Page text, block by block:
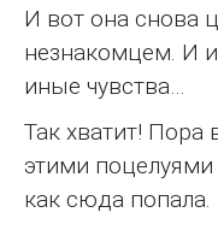
И вот она снова
незнакомцем. И
иные чувства…
Так хватит! Пора
этими
как сюда попала.